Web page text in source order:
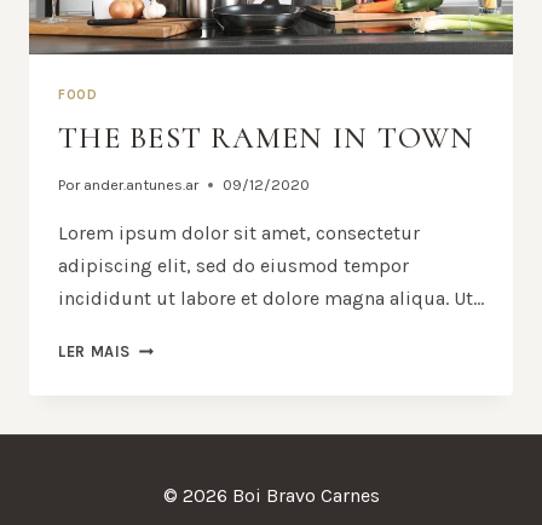
FOOD
THE BEST RAMEN IN TOWN
Por ander.antunes.ar 09/12/2020
Lorem ipsum dolor sit amet, consectetur
adipiscing elit, sed do eiusmod tempor
incididunt ut labore et dolore magna aliqua. Ut…
LER MAIS
© 2026 Boi Bravo Carnes